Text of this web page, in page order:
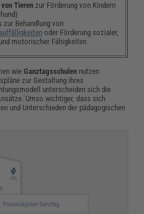
Tierenzur Förderung von Kindern
zur Behandlung von
oder Förderung sozialer,
motorischer Fähigkeiten
wieGanztagsschulen nutzen
zur Gestaltung ihres
unterscheiden sich die
Umso wichtiger, dass sich
und Unterschieden der pädagogischen